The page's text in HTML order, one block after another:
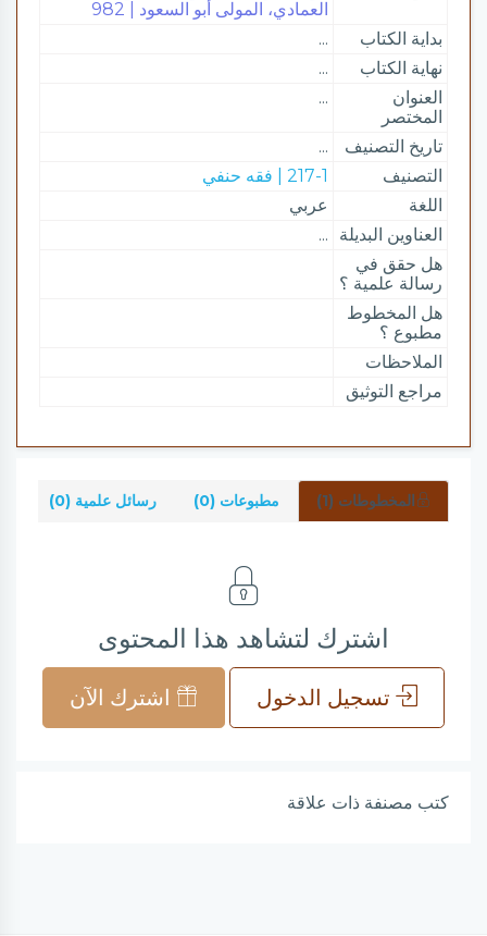
العمادي، المولى أبو السعود | 982
بداية الكتاب
...
نهاية الكتاب
...
العنوان
المختصر
...
تاريخ التصنيف
...
التصنيف
217-1 | فقه حنفي
اللغة
عربي
العناوين البديلة
...
هل حقق في
رسالة علمية ؟
هل المخطوط
مطبوع ؟
الملاحظات
مراجع التوثيق
المخطوطات (1) مطبوعات (0) رسائل علمية (0)
اشترك لتشاهد هذا المحتوى
تسجيل الدخول اشترك الآن
كتب مصنفة ذات علاقة